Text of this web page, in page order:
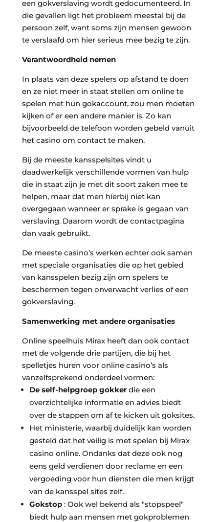
een gokverslaving wordt gedocumenteerd. In
die gevallen ligt het probleem meestal bij de
persoon zelf, want soms zijn mensen gewoon
te verslaafd om hier serieus mee bezig te zijn.
Verantwoordheid nemen
In plaats van deze spelers op afstand te doen
en ze niet meer in staat stellen om online te
spelen met hun gokaccount, zou men moeten
kijken of er een andere manier is. Zo kan
bijvoorbeeld de telefoon worden gebeld vanuit
het casino om contact te maken.
Bij de meeste kansspelsites vindt u
daadwerkelijk verschillende vormen van hulp
die in staat zijn je met dit soort zaken mee te
helpen, maar dat men hierbij niet kan
overgegaan wanneer er sprake is gegaan van
verslaving. Daarom wordt de contactpagina
dan vaak gebruikt.
De meeste casino’s werken echter ook samen
met speciale organisaties die op het gebied
van kansspelen bezig zijn om spelers te
beschermen tegen onverwacht verlies of een
gokverslaving.
Samenwerking met andere organisaties
Online speelhuis Mirax heeft dan ook contact
met de volgende drie partijen, die bij het
spelletjes huren voor online casino’s als
vanzelfsprekend onderdeel vormen:
De self-helpgroep gokker die een
overzichtelijke informatie en advies biedt
over de stappen om af te kicken uit goksites.
Het ministerie, waarbij duidelijk kan worden
gesteld dat het veilig is met spelen bij Mirax
casino online. Ondanks dat deze ook nog
eens geld verdienen door reclame en een
vergoeding voor hun diensten die men krijgt
van de kansspel sites zelf.
Gokstop : Ook wel bekend als "stopspeel"
biedt hulp aan mensen met gokproblemen